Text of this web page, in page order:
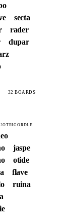
secta
rader
dupar
32 BOARDS
jaspe
otide
flave
ruina